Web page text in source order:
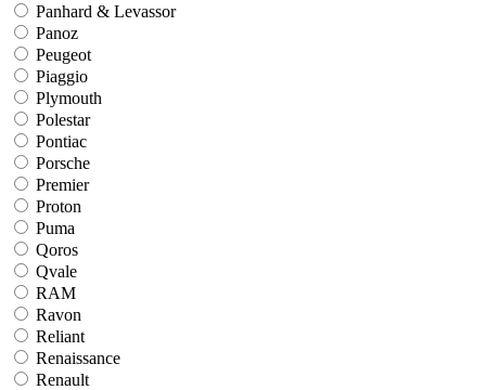
Panhard & Levassor
Panoz
Peugeot
Piaggio
Plymouth
Polestar
Pontiac
Porsche
Premier
Proton
Puma
Qoros
Qvale
RAM
Ravon
Reliant
Renaissance
Renault